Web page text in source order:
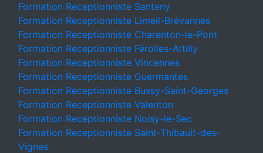
Formation Receptionniste Santeny
Formation Receptionniste Limeil-Brévannes
Formation Receptionniste Charenton-le-Pont
Formation Receptionniste Férolles-Attilly
Formation Receptionniste Vincennes
Formation Receptionniste Guermantes
Formation Receptionniste Bussy-Saint-Georges
Formation Receptionniste Valenton
Formation Receptionniste Noisy-le-Sec
Formation Receptionniste Saint-Thibault-des-
Vignes